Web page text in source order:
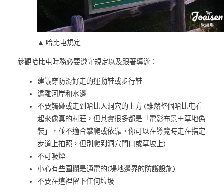
▲ 哈比屯規定
參觀哈比屯時務必要遵守規定以及跟著導遊：
建議穿防滑好走的運動鞋或步行鞋
遠離河岸和水邊
不要觸碰或走到哈比人洞穴的上方 (雖然整個哈比屯看
起來像真的村莊，但其實很多都是「電影布景＋草地偽
裝」，並不適合攀爬或依靠。你可以在導覽時走在指定
步道上拍照，但別爬到洞穴門口或草坡上)
不可吸煙
小心有些圍欄是通電的(場地邊界的防護設施)
不要在這裡留下任何垃圾